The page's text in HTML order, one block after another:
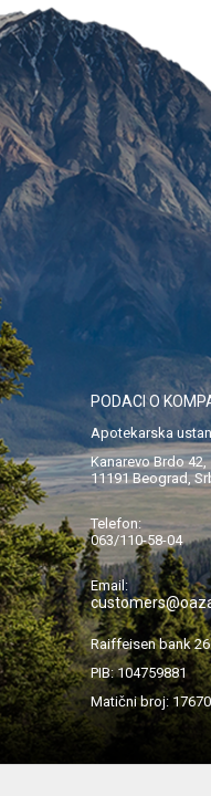
PODACI O
Apotekarska
Kanarevo Brdo 42,
11191 Beograd,
Telefon:
063/110-58-04
Email:
Raiffeisen bank
PIB: 104759881
Matični broj: